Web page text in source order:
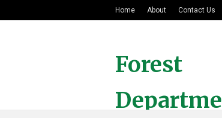
Home About Contact Us
Forest
Departme